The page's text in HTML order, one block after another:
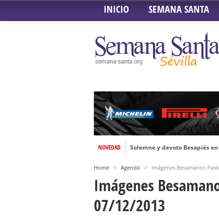
INICIO SEMANA SANTA
NOVEDAD
Solemne y devoto Besapiés
Función de la Anunciación del
Besamanos al Señor del Gran
Home > Agenda > Imágenes Besamanos
Imágenes
07/12/2013